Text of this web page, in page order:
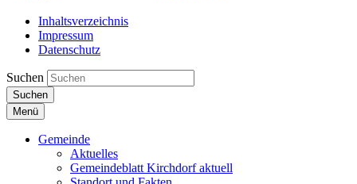
Inhaltsverzeichnis
Impressum
Datenschutz
Suchen
Suchen
Menü
Gemeinde
Aktuelles
Gemeindeblatt Kirchdorf aktuell